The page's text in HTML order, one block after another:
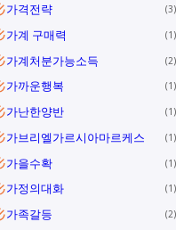
가격전략 3
가계 구매력 1
가계처분가능소득 2
가까운행복 1
가난한양반 1
가브리엘가르시아마르케스 1
가을수확 1
가정의대화 1
가족갈등 2